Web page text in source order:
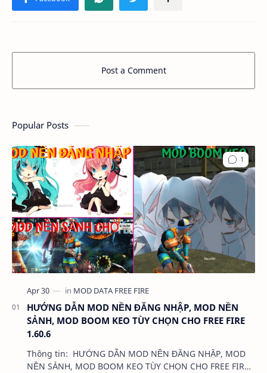
Post a Comment
Popular Posts
HƯỚNG DẪN MOD NỀN ĐĂNG NHẬP, MOD NỀN
SẢNH, MOD BOOM KEO TÙY CHỌN CHO FREE FIRE
1.60.6
Thông tin: HƯỚNG DẪN MOD NỀN ĐĂNG NHẬP, MOD
NỀN SẢNH, MOD BOOM KEO TÙY CHỌN CHO FREE FIRE